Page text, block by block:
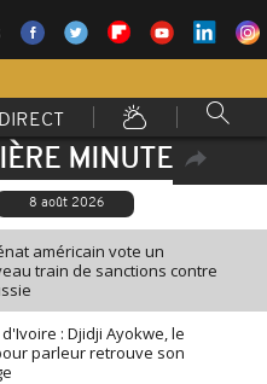
MINUTE
8 août 2026
américain vote un
train de sanctions contre
: Djidji Ayokwe, le
parleur retrouve son